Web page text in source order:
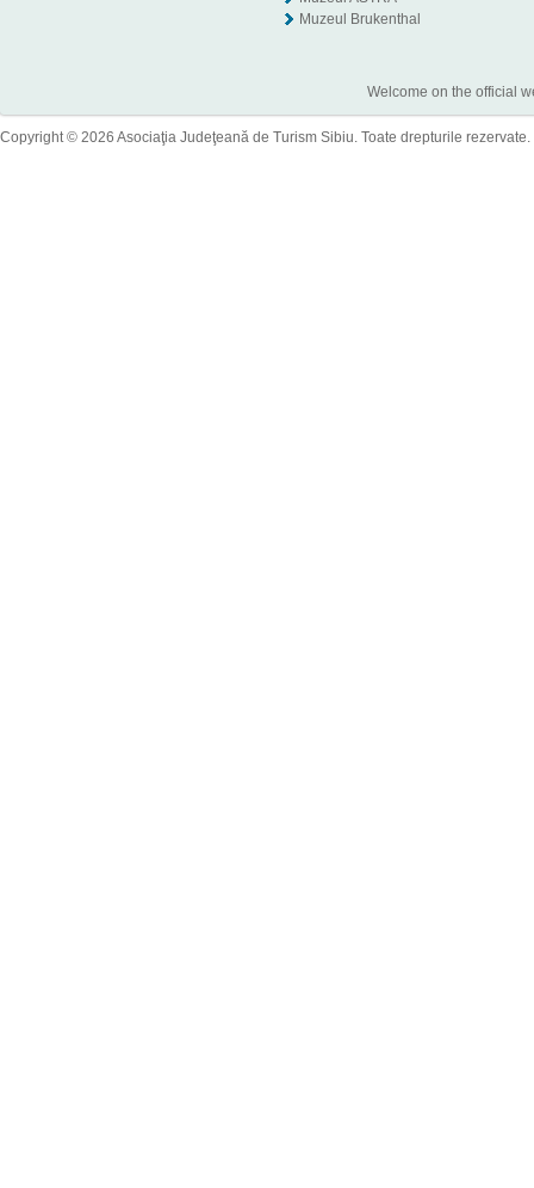
Muzeul Brukenthal
Welcome on the official
Copyright © 2026 Asociaţia Judeţeană de Turism Sibiu. Toate drepturile rezervate.